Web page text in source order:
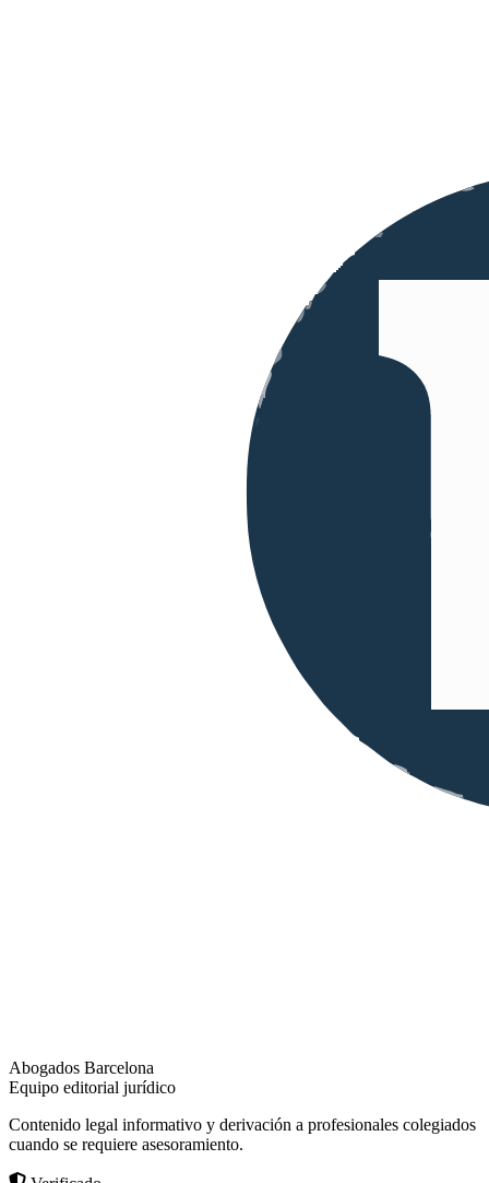
Abogados Barcelona
Equipo editorial jurídico
Contenido legal informativo y derivación a profesionales colegiados
cuando se requiere asesoramiento.